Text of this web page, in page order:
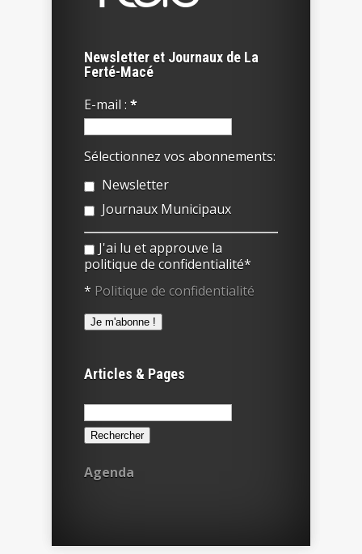
Newsletter et Journaux de La
Ferté-Macé
E-mail : *
Sélectionnez vos abonnements:
Newsletter
Journaux Municipaux
J'ai lu et approuve la
politique de confidentialité*
* Politique de confidentialité
Articles & Pages
Rechercher :
Agenda